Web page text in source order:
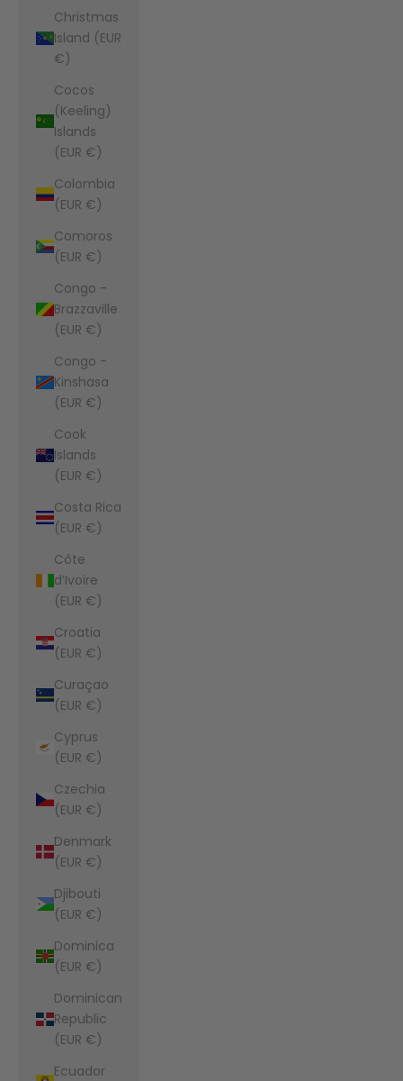
Christmas
Island (EUR
€)
Cocos
(Keeling)
Islands
(EUR €)
Colombia
(EUR €)
Comoros
(EUR €)
Congo -
Brazzaville
(EUR €)
Congo -
Kinshasa
(EUR €)
Cook
Islands
(EUR €)
Costa Rica
(EUR €)
Côte
d’Ivoire
(EUR €)
Croatia
(EUR €)
Curaçao
(EUR €)
Cyprus
(EUR €)
Czechia
(EUR €)
Denmark
(EUR €)
Djibouti
(EUR €)
Dominica
(EUR €)
Dominican
Republic
(EUR €)
Ecuador